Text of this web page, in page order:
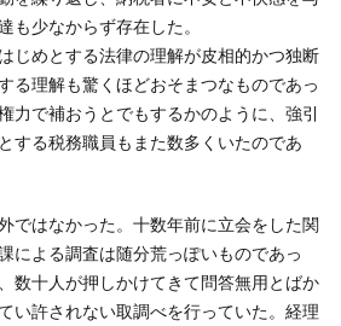
も少なからず存在した。
じめとする法律の理解が皮相的かつ独断
る理解も驚くほどおそまつなものであっ
力で補おうとでもするかのように、強引
する税務職員もまた数多くいたのであ
はなかった。十数年前に立会をした関
による調査は随分荒っぽいものであっ
数十人が押しかけてきて問答無用とばか
い許されない取調べを行っていた。経理